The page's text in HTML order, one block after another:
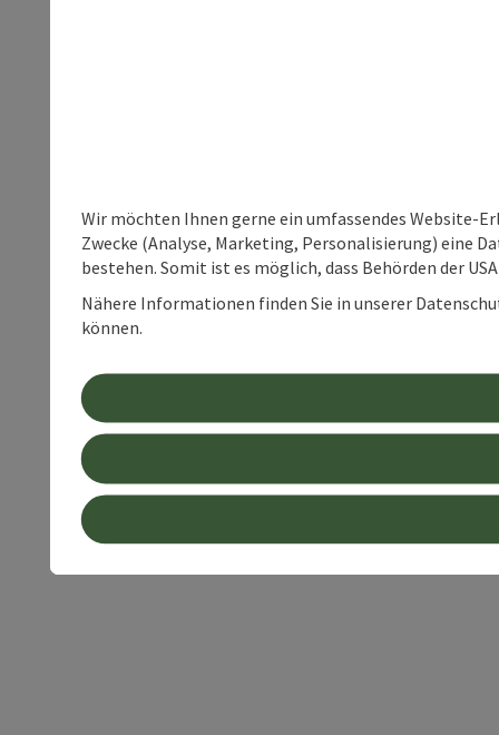
Wir möchten Ihnen gerne ein umfassendes Website-
Zwecke (Analyse, Marketing, Personalisierung) eine
bestehen. Somit ist es möglich, dass Behörden der
Nähere Informationen finden Sie in unserer
können.